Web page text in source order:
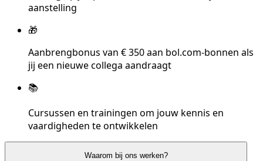
aanstelling
🎁
Aanbrengbonus van € 350 aan bol.com-bonnen als
jij een nieuwe collega aandraagt
📚
Cursussen en trainingen om jouw kennis en
vaardigheden te ontwikkelen
Waarom bij ons werken?